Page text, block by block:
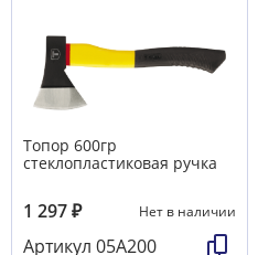
Топор 600гр
стеклопластиковая ручка
1 297₽ Нет в наличии
Артикул 05A200